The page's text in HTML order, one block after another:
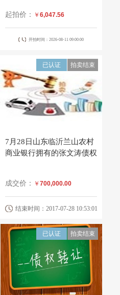
起拍价： ￥ 6,047.56
开拍时间：2026-08-11 09:00:00
拍卖结束
已认证
7月28日山东临沂兰山农村
商业银行拥有的张文涛债权
成交价： ￥ 700,000.00
结束时间：2017-07-28 10:53:01
拍卖结束
已认证